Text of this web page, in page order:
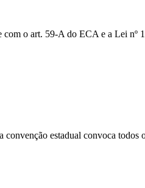
o art. 59-A do ECA e a Lei nº
estadual convoca todos